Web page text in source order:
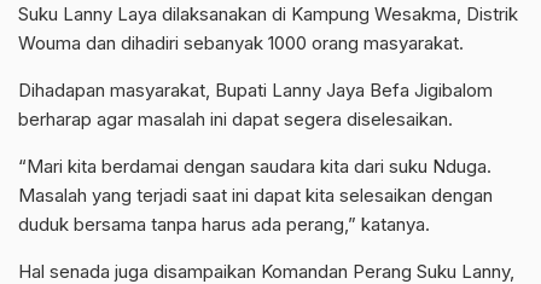
Suku Lanny Laya dilaksanakan di Kampung Wesakma, Distrik
Wouma dan dihadiri sebanyak 1000 orang masyarakat.
Dihadapan masyarakat, Bupati Lanny Jaya Befa Jigibalom
berharap agar masalah ini dapat segera diselesaikan.
“Mari kita berdamai dengan saudara kita dari suku Nduga.
Masalah yang terjadi saat ini dapat kita selesaikan dengan
duduk bersama tanpa harus ada perang,” katanya.
Hal senada juga disampaikan Komandan Perang Suku Lanny,